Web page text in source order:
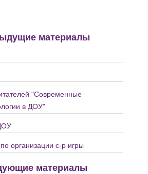
материалы
"Современные
в ДОУ"
организации с-р игры
материалы